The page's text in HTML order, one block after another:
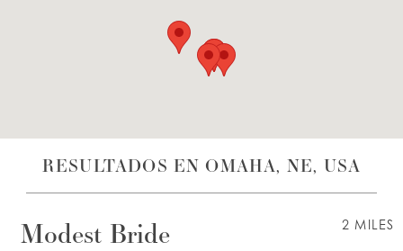
LISTA DE DESEOS
RESULTADOS EN OMAHA, NE, USA
2 MILES
Modest Bride